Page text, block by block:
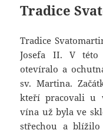
Tradice
Tradice
Josefa II. V této
otevíralo a
sv. Martina.
kteří pracovali u
vína už byla ve
střechou a